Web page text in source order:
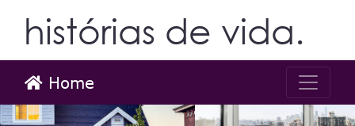
histórias de vida.
Home